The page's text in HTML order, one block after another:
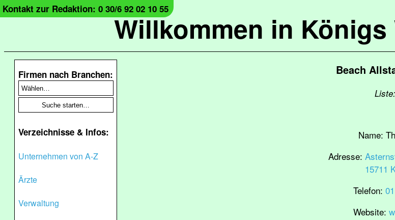
Willkommen in
Kontakt zur Redaktion: 0 30/6 92 02 10 55
Firmen nach Branchen:
Verzeichnisse & Infos:
Unternehmen von A-Z
Ärzte
Verwaltung
Beach
Name:
Adresse:
15711
Telefon:
Website: